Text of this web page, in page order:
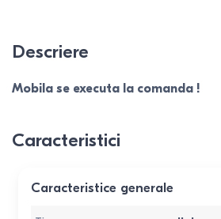
Descriere
Mobila se executa la comanda !
Caracteristici
Caracteristice generale